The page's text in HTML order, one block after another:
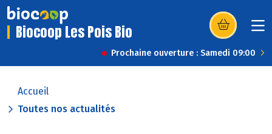
Biocoop Les Pois Bio (s’ouvre dans
Prochaine ouverture : Samedi 09:00
Accueil
Toutes nos actualités